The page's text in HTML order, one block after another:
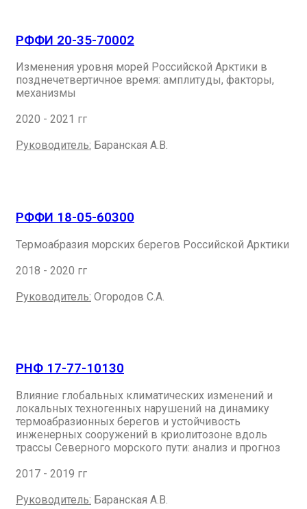
РФФИ 20-35-70002
Изменения уровня морей Российской Арктики в
позднечетвертичное время: амплитуды, факторы,
механизмы
2020 - 2021 гг
Руководитель: Баранская А.В.
РФФИ 18-05-60300
Термоабразия морских берегов Российской Арктики
2018 - 2020 гг
Руководитель: Огородов С.А.
РНФ 17-77-10130
Влияние глобальных климатических изменений и
локальных техногенных нарушений на динамику
термоабразионных берегов и устойчивость
инженерных сооружений в криолитозоне вдоль
трассы Северного морского пути: анализ и прогноз
2017 - 2019 гг
Руководитель: Баранская А.В.